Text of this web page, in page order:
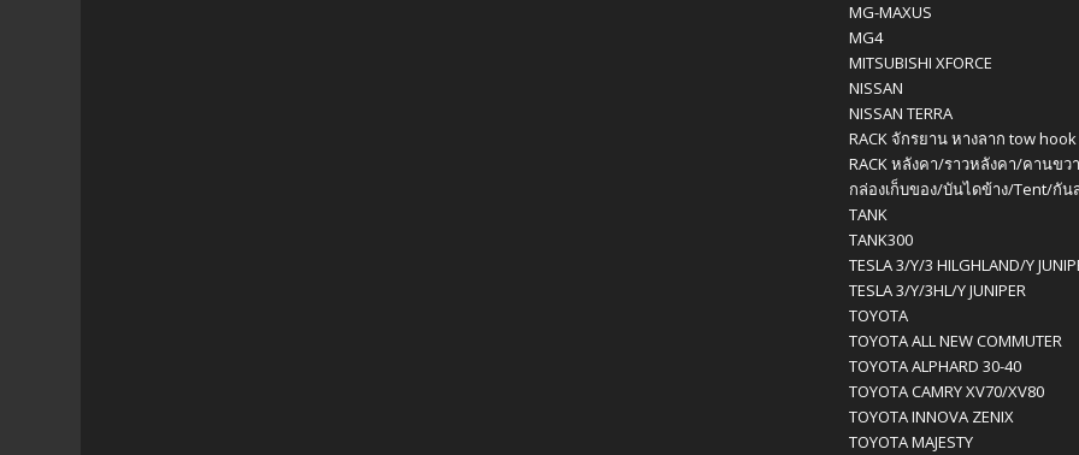
MG-MAXUS
MG4
MITSUBISHI XFORCE
NISSAN
NISSAN TERRA
RACK จักรยาน หางลาก tow hook
RACK หลังคา/ราวหลังคา/คานขว
กล่องเก็บของ/บันไดข้าง/Tent/กัน
TANK
TANK300
TESLA 3/Y/3 HILGHLAND/Y
TESLA 3/Y/3HL/Y JUNIPER
TOYOTA
TOYOTA ALL NEW COMMUTER
TOYOTA ALPHARD 30-40
TOYOTA CAMRY XV70/XV80
TOYOTA INNOVA ZENIX
TOYOTA MAJESTY